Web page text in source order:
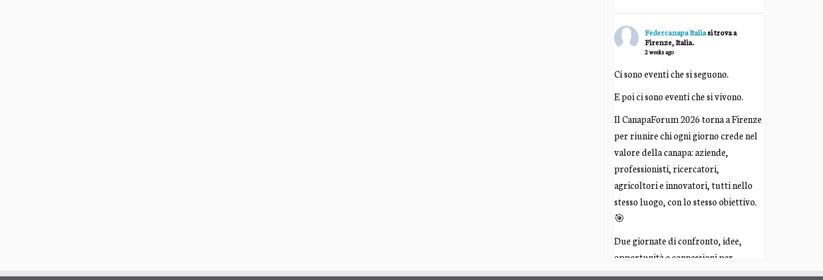
Federcanapa Italiasi trova a
Firenze, Italia.
2 weeks ago
Ci sono eventi che si seguono.
E poi ci sono eventi che si vivono.
Il CanapaForum 2026 torna a Firenze
per riunire chi ogni giorno crede nel
valore della canapa: aziende,
professionisti, ricercatori,
agricoltori e innovatori, tutti nello
stesso luogo, con lo stesso obiettivo.
🎯
Due giornate di confronto, idee,
opportunità e connessioni per
costruire insieme il futuro di